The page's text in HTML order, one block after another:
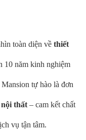
toàn diện về thiết
10 năm kinh nghiệm
tự hào là đơn
thất – cam kết chất
vụ tận tâm.